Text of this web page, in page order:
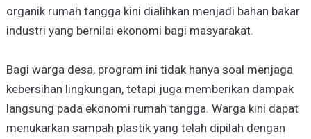
organik rumah tangga kini dialihkan menjadi bahan bakar
industri yang bernilai ekonomi bagi masyarakat.
Bagi warga desa, program ini tidak hanya soal menjaga
kebersihan lingkungan, tetapi juga memberikan dampak
langsung pada ekonomi rumah tangga. Warga kini dapat
menukarkan sampah plastik yang telah dipilah dengan